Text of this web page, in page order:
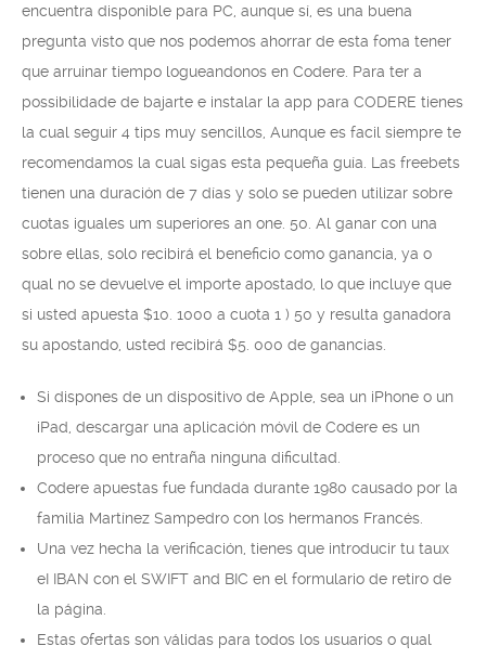
encuentra disponible para PC, aunque sí, es una buena
pregunta visto que nos podemos ahorrar de esta foma tener
que arruinar tiempo logueandonos en Codere. Para ter a
possibilidade de bajarte e instalar la app para CODERE tienes
la cual seguir 4 tips muy sencillos, Aunque es facil siempre te
recomendamos la cual sigas esta pequeña guía. Las freebets
tienen una duración de 7 días y solo se pueden utilizar sobre
cuotas iguales um superiores an one. 50. Al ganar con una
sobre ellas, solo recibirá el beneficio como ganancia, ya o
qual no se devuelve el importe apostado, lo que incluye que
si usted apuesta $10. 1000 a cuota 1 ) 50 y resulta ganadora
su apostando, usted recibirá $5. 000 de ganancias.
Si dispones de un dispositivo de Apple, sea un iPhone o un
iPad, descargar una aplicación móvil de Codere es un
proceso que no entraña ninguna dificultad.
Codere apuestas fue fundada durante 1980 causado por la
familia Martínez Sampedro con los hermanos Francés.
Una vez hecha la verificación, tienes que introducir tu taux
eI IBAN con el SWIFT and BIC en el formulario de retiro de
la página.
Estas ofertas son válidas para todos los usuarios o qual